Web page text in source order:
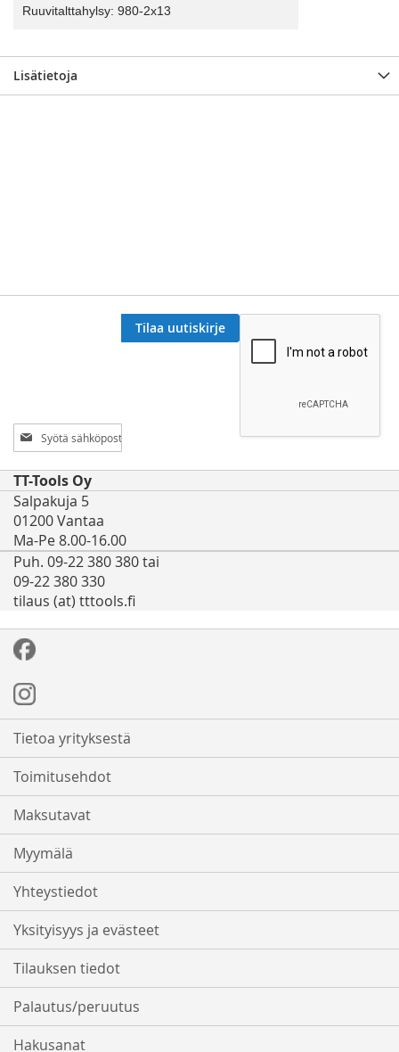
Ruuvitalttahylsy: 980-2x13
Lisätietoja
Tilaa
uutiskirjeemme:
Tilaa uutiskirje
TT-Tools Oy
Salpakuja 5
01200 Vantaa
Ma-Pe 8.00-16.00
Puh. 09-22 380 380 tai
09-22 380 330
tilaus (at) tttools.fi
Tietoa yrityksestä
Toimitusehdot
Maksutavat
Myymälä
Yhteystiedot
Yksityisyys ja evästeet
Tilauksen tiedot
Palautus/peruutus
Hakusanat